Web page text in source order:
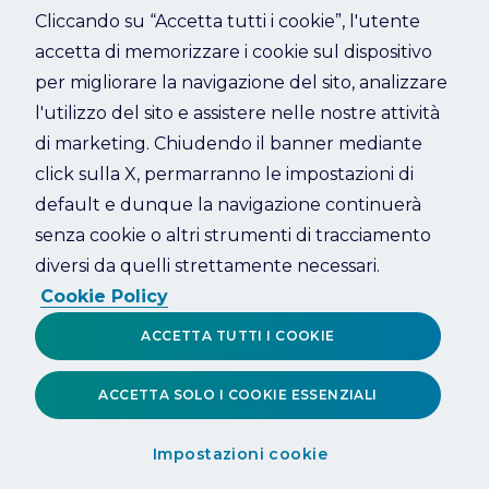
Refresh
Cliccando su “Accetta tutti i cookie”, l'utente
accetta di memorizzare i cookie sul dispositivo
per migliorare la navigazione del sito, analizzare
l'utilizzo del sito e assistere nelle nostre attività
di marketing. Chiudendo il banner mediante
click sulla X, permarranno le impostazioni di
default e dunque la navigazione continuerà
senza cookie o altri strumenti di tracciamento
diversi da quelli strettamente necessari.
Cookie Policy
Impostazioni cookie
ACCETTA SOLO I COOKIE ESSENZIALI
ACCETTA TUTTI I COOKIE